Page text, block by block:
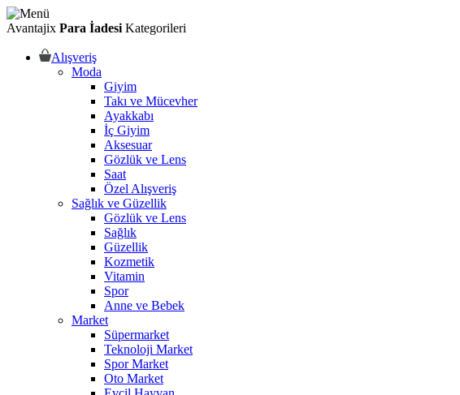
Avantajix Para İadesi Kategorileri
Alışveriş
Moda
Giyim
Takı ve Mücevher
Ayakkabı
İç Giyim
Aksesuar
Gözlük ve Lens
Saat
Özel Alışveriş
Sağlık ve Güzellik
Gözlük ve Lens
Sağlık
Güzellik
Kozmetik
Vitamin
Spor
Anne ve Bebek
Market
Süpermarket
Teknoloji Market
Spor Market
Oto Market